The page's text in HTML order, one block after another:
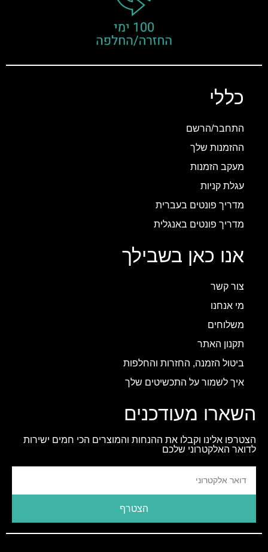
כללי
התחבר/הרשם
ההזמנות שלך
מעקב הזמנות
עגלת קניות
מדריך פונטים בעברית
מדריך פונטים באנגלית
אנו כאן בשבילך
צור קשר
מי אנחנו
משלוחים
תקנון האתר
ביטול הזמנה, החזרות והחלפות
איך לשמור על התכשיטים שלך
השארו מעודכנים
הצטרפו אלינו וקבלו את ההנחות והמוצרים הכי חמים ישירות
לדואר האלקטרוני שלכם
הצטרף